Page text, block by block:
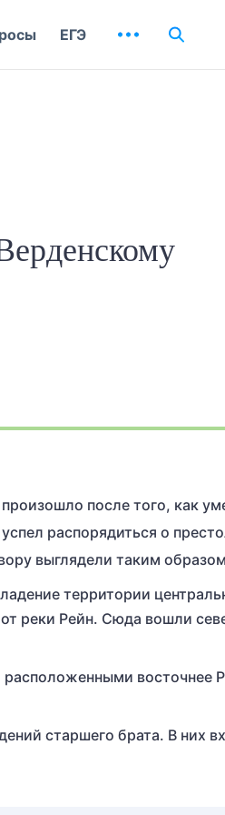
после того, как
распорядиться о
выглядели таким
территории
реки Рейн. Сюда вошли
восточнее
старшего брата. В них
ЕГЭ